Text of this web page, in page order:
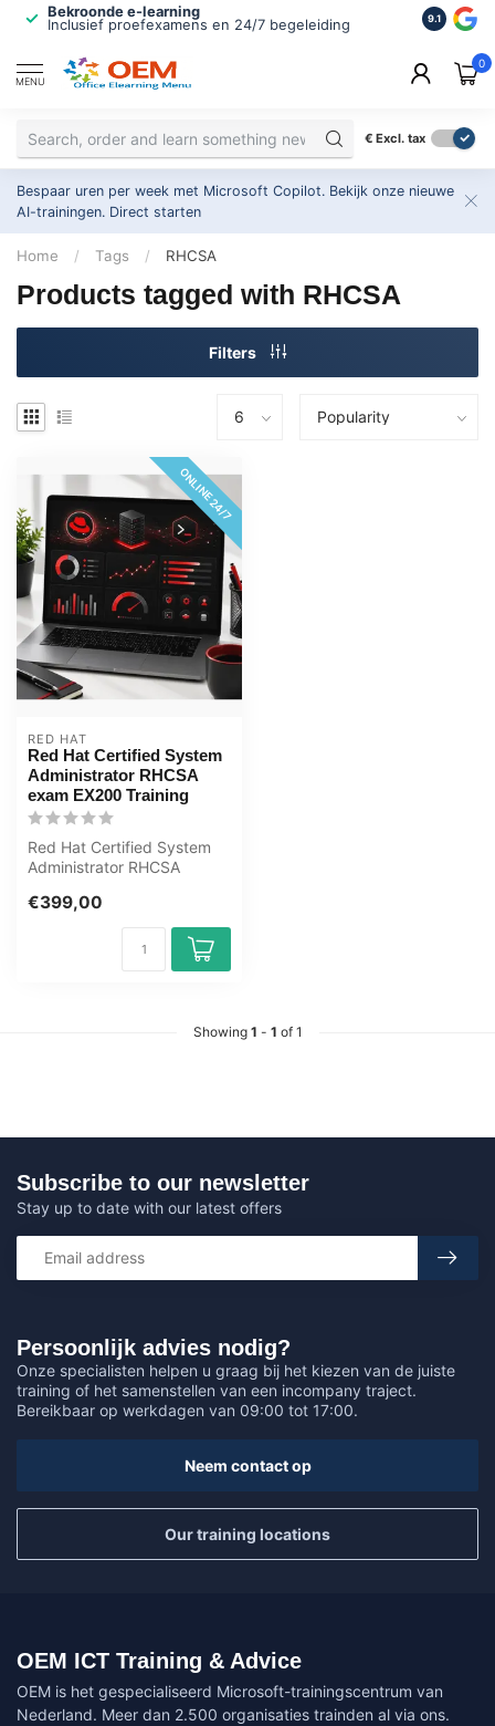
Bekroonde e-learning
Inclusief proefexamens en 24/7 begeleiding
ISO
2.500+
9.1
MENU
0
€ Excl. tax
Bespaar uren per week met Microsoft Copilot. Bekijk onze nieuwe
AI-trainingen. Direct starten
Home / Tags / RHCSA
Products tagged with RHCSA
Filters
ONLINE 24/7
RED HAT
Red Hat Certified System
Administrator RHCSA
exam EX200 Training
Red Hat Certified System
Administrator RHCSA
Learning tr...
€399,00
Showing 1 - 1 of 1
Persoonlijk advies nodig?
Onze specialisten helpen u graag bij het kiezen van de juiste
training of het samenstellen van een incompany traject.
Bereikbaar op werkdagen van 09:00 tot 17:00.
Neem contact op
Our training locations
Subscribe to our newsletter
Stay up to date with our latest offers
OEM ICT Training & Advice
OEM is het gespecialiseerd Microsoft-trainingscentrum van
Nederland. Meer dan 2.500 organisaties trainden al via ons.